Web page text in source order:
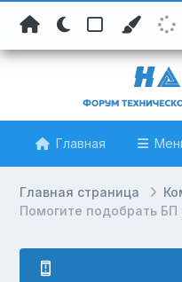
Главная
Главная страница
Помогите подобрать БП